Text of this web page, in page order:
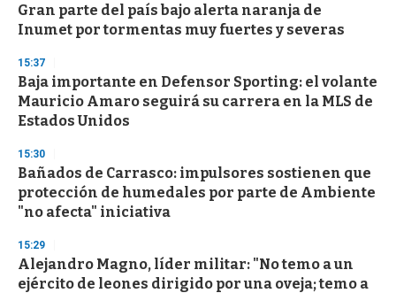
Gran parte del país bajo alerta naranja de
Inumet por tormentas muy fuertes y severas
15:37
Baja importante en Defensor Sporting: el volante
Mauricio Amaro seguirá su carrera en la MLS de
Estados Unidos
15:30
Bañados de Carrasco: impulsores sostienen que
protección de humedales por parte de Ambiente
"no afecta" iniciativa
15:29
Alejandro Magno, líder militar: "No temo a un
ejército de leones dirigido por una oveja; temo a